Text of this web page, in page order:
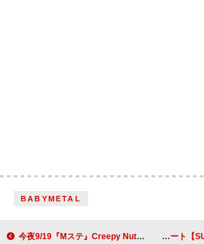
BABYMETAL
今夜9/19『Mステ』Creepy Nutsが「Mirage」「眠れ」披露ほか、XG／HANA／Da-iCE／Number_i／森山直太朗